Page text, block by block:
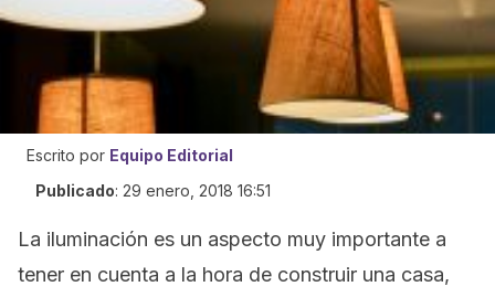
Escrito por Equipo Editorial
Publicado: 29 enero, 2018 16:51
La iluminación es un aspecto muy importante a
tener en cuenta a la hora de construir una casa,